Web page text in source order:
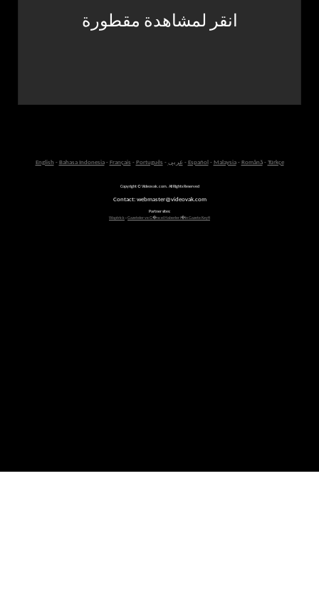
انقر لمشاهدة مقطورة
English - Bahasa Indonesia- Français - Português - عربى- Español - Malaysia- Română- Türkçe
Copyright © Videovak.com. All Rights Reserved
Contact: webmaster@videovak.com
Partner sites:
Waptrick-Gazeteler ve G�ncel Haberler i�in Gazete Keyfi